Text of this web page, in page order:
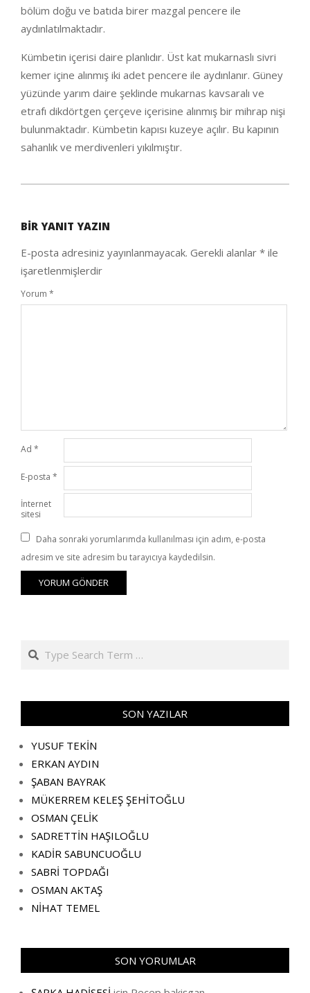
bölüm doğu ve batıda birer mazgal pencere ile
aydınlatılmaktadır.
Kümbetin içerisi daire planlıdır. Üst kat mukarnaslı sivri
kemer içine alınmış iki adet pencere ile aydınlanır. Güney
yüzünde yarım daire şeklinde mukarnas kavsaralı ve
etrafı dikdörtgen çerçeve içerisine alınmış bir mihrap nişi
bulunmaktadır. Kümbetin kapısı kuzeye açılır. Bu kapının
sahanlık ve merdivenleri yıkılmıştır.
30
BIR YANIT YAZIN
E-posta adresiniz yayınlanmayacak. Gerekli alanlar * ile
işaretlenmişlerdir
Yorum *
Ad *
E-posta *
İnternet
sitesi
Daha sonraki yorumlarımda kullanılması için adım, e-posta
adresim ve site adresim bu tarayıcıya kaydedilsin.
Search
SON YAZILAR
YUSUF TEKİN
ERKAN AYDIN
ŞABAN BAYRAK
MÜKERREM KELEŞ ŞEHİTOĞLU
OSMAN ÇELİK
SADRETTİN HAŞILOĞLU
KADİR SABUNCUOĞLU
SABRİ TOPDAĞI
OSMAN AKTAŞ
NİHAT TEMEL
SON YORUMLAR